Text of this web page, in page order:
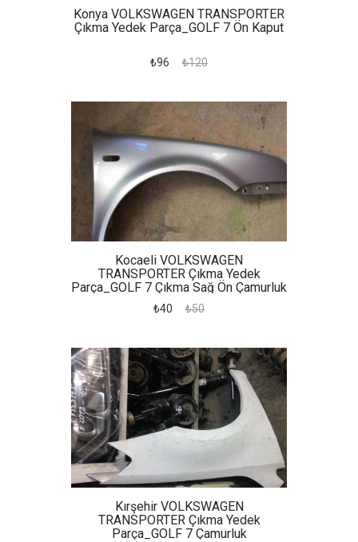
Konya VOLKSWAGEN TRANSPORTER
Çıkma Yedek Parça_GOLF 7 Ön Kaput
₺96 ₺120
Kocaeli VOLKSWAGEN
TRANSPORTER Çıkma Yedek
Parça_GOLF 7 Çıkma Sağ Ön Çamurluk
₺40 ₺50
Kırşehir VOLKSWAGEN
TRANSPORTER Çıkma Yedek
Parça_GOLF 7 Çamurluk